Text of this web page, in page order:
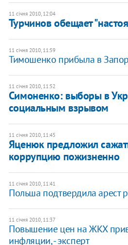
11 січня 2010, 12:04
Турчинов обещает
11 січня 2010, 11:59
Тимошенко прибыла в
11 січня 2010, 11:52
Симоненко: выборы в
социальным взрывом
11 січня 2010, 11:45
Яценюк предложил
коррупцию пожизненно
11 січня 2010, 11:41
Польша подтвердила арест
11 січня 2010, 11:37
Повышение цен на ЖКХ
инфляции, - эксперт